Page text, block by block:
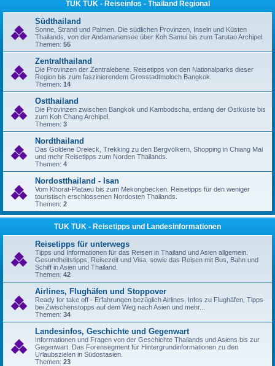
TUK TUK - Reiseinfos - Thailand Regional
Südthailand
Sonne, Strand und Palmen. Die südlichen Provinzen, Inseln und Küsten
Thailands, von der Andamanensee über Koh Samui bis zum Tarutao Archipel.
Themen: 55
Zentralthailand
Die Provinzen der Zentralebene. Reisetipps von den Nationalparks dieser
Region bis zum faszinierendem Grosstadtmoloch Bangkok.
Themen: 14
Ostthailand
Die Provinzen zwischen Bangkok und Kambodscha, entlang der Ostküste bis
zum Koh Chang Archipel.
Themen: 3
Nordthailand
Das Goldene Dreieck, Trekking zu den Bergvölkern, Shopping in Chiang Mai
und mehr Reisetipps zum Norden Thailands.
Themen: 4
Nordostthailand - Isan
Vom Khorat-Plataeu bis zum Mekongbecken. Reisetipps für den weniger
touristisch erschlossenen Nordosten Thailands.
Themen: 2
TUK TUK - Reisetipps und Landesinformationen
Reisetipps für unterwegs
Tipps und Informationen für das Reisen in Thailand und Asien allgemein.
Gesundheitstipps, Reisezeit und Visa, sowie das Reisen mit Bus, Bahn und
Schiff in Asien und Thailand.
Themen: 42
Airlines, Flughäfen und Stoppover
Ready for take off - Erfahrungen bezüglich Airlines, Infos zu Flughäfen, Tipps
bei Zwischenstopps auf dem Weg nach Asien und mehr...
Themen: 34
Landesinfos, Geschichte und Gegenwart
Informationen und Fragen von der Geschichte Thailands und Asiens bis zur
Gegenwart. Das Forensegment für Hintergrundinformationen zu den
Urlaubszielen in Südostasien.
Themen: 23